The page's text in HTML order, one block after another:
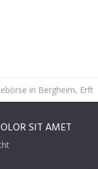
in Bergheim, Erft
SIT AMET